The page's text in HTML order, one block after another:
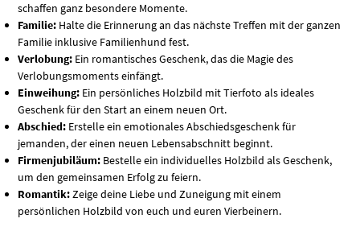
schaffen ganz besondere Momente.
Familie: Halte die Erinnerung an das nächste Treffen mit der ganzen
Familie inklusive Familienhund fest.
Verlobung: Ein romantisches Geschenk, das die Magie des
Verlobungsmoments einfängt.
Einweihung: Ein persönliches Holzbild mit Tierfoto als ideales
Geschenk für den Start an einem neuen Ort.
Abschied: Erstelle ein emotionales Abschiedsgeschenk für
jemanden, der einen neuen Lebensabschnitt beginnt.
Firmenjubiläum: Bestelle ein individuelles Holzbild als Geschenk,
um den gemeinsamen Erfolg zu feiern.
Romantik:Zeige deine Liebe und Zuneigung mit einem
persönlichen Holzbild von euch und euren Vierbeinern.